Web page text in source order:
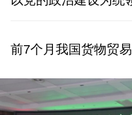
前7个月我国货物贸